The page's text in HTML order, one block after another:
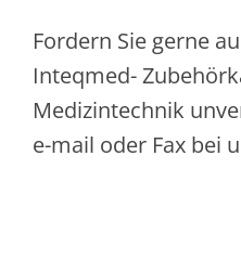
Fordern Sie gerne
Inteqmed-
Medizintechnik
e-mail oder Fax bei